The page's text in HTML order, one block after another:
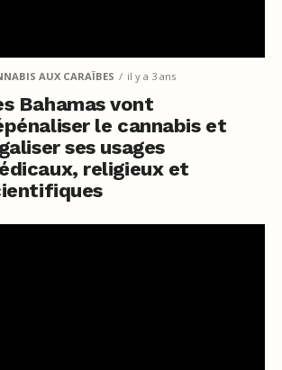
AUX CARAÏBES il y a 3 ans
Bahamas vont
le cannabis et
ses usages
religieux et